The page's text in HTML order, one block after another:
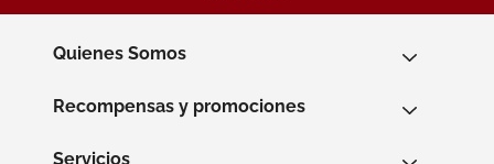
Quienes Somos
Recompensas y promociones
Servicios